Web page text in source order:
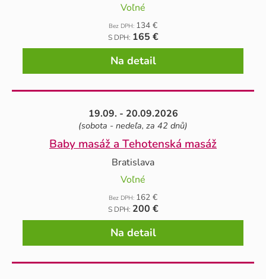
Voľné
Bez DPH: 134 €
S DPH: 165 €
Na detail
19.09. - 20.09.2026
(sobota - nedeľa, za 42 dnů)
Baby masáž a Tehotenská masáž
Bratislava
Voľné
Bez DPH: 162 €
S DPH: 200 €
Na detail